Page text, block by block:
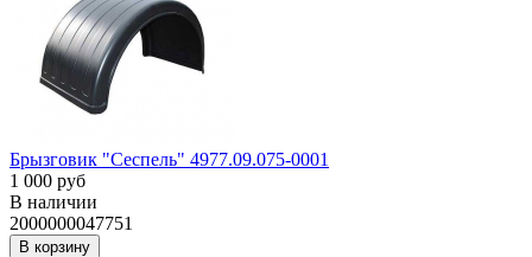
Брызговик "Сеспель" 4977.09.075-0001
1 000 руб
В наличии
2000000047751
В корзину